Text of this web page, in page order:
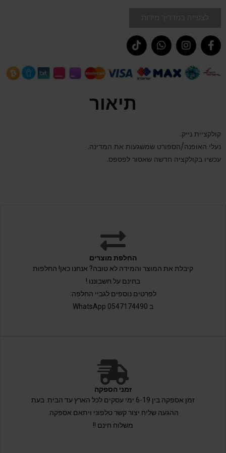
תיאור
קולקציית נייק.
נעלי האופנה/הספורט שמשגעות את המדינה.
עכשיו בקולקציה חדשה שאסור לפספס.
החלפת מוצרים
קיבלת את המוצר והמידה לא טובה? אנחנו כאן! החלפות
בחינם על חשבוננו !
לפרטים נוספים לגביי החלפה:
ב 0547174490 WhatsApp
זמני הספקה
זמן אספקה בין 6-19 ימי עסקים לכל הארץ עד הבית. בעת
ההגעה שליח יצור קשר טלפוני ויתאם אספקה.
משלוח חינם !!